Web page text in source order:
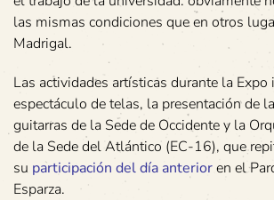
las mismas condiciones que en otros
Madrigal.
Las actividades artísticas durante la Expo
espectáculo de telas, la presentación de
guitarras de la Sede de Occidente y la
de la Sede del Atlántico (EC-16), que
su participación del día anterioren el
Esparza.